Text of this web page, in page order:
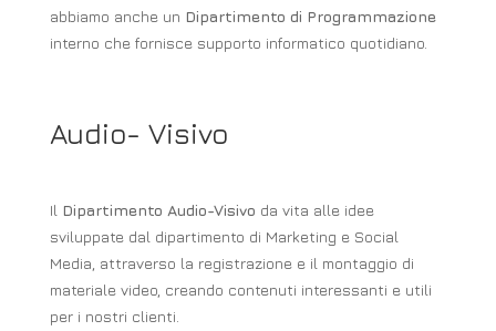
abbiamo anche un Dipartimento di Programmazione
interno che fornisce supporto informatico quotidiano.
Audio- Visivo
Il Dipartimento Audio-Visivo da vita alle idee
sviluppate dal dipartimento di Marketing e Social
Media, attraverso la registrazione e il montaggio di
materiale video, creando contenuti interessanti e utili
per i nostri clienti.